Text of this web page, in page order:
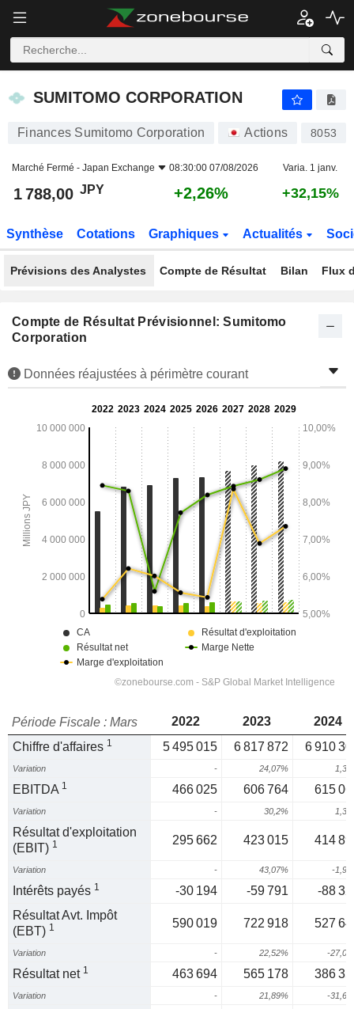
SUMITOMO CORPORATION
SUMITOMO CORPORATION
Finances Sumitomo Corporation Actions 8053
Marché Fermé - Japan Exchange 08:30:00 07/08/2026 Varia. 1 janv.
1 788,00 JPY +2,26% +32,15%
Synthèse Cotations Graphiques Actualités
Prévisions des Analystes Compte de Résultat Bilan Flux
Compte de Résultat Prévisionnel: Sumitomo
Corporation
Données réajustées à périmètre courant
Période Fiscale : Mars 2022 2023
2024
Chiffre d'affaires 1 5 495 015 6 817 872 6 910
Variation - 24,07%
EBITDA 1 466 025 606 764 615
Variation - 30,2%
Résultat d'exploitation
(EBIT) 1 295 662 423 015 414
Variation - 43,07% -
Intérêts payés 1 -30 194 -59 791
-88
Résultat Avt. Impôt
(EBT) 1 590 019 722 918 527
Variation - 22,52% -
Résultat net 1 463 694 565 178 386
Variation - 21,89% -